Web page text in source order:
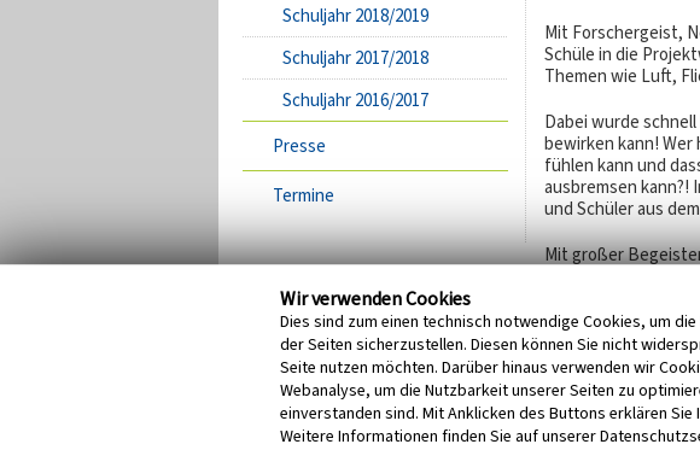
Schuljahr 2018/2019
Schuljahr 2017/2018
Schuljahr 2016/2017
Presse
Termine
Mit Forschergeist,
Schüle in die
Themen wie Luft,
Dabei wurde
bewirken kann!
fühlen kann und
ausbremsen kann?!
und Schüler aus
Mit großer
und geraten, was
Gegenstände in
Abschluss stellten
Im Klassenraum
angenehmes
ihre Tragkraft
Wir verwenden Cookies
Dies sind zum einen technisch notwendige Cookies, um
der Seiten sicherzustellen. Diesen können Sie nicht
Seite nutzen möchten. Darüber hinaus verwenden wir
Webanalyse, um die Nutzbarkeit unserer Seiten zu
einverstanden sind. Mit Anklicken des Buttons erklären Sie
Weitere Informationen finden Sie auf unserer